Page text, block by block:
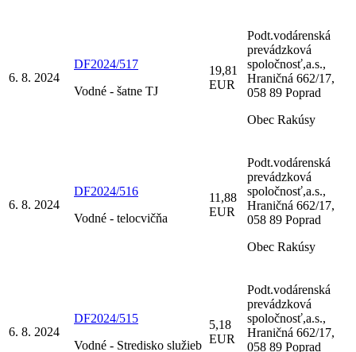
6. 8. 2024
DF2024/517
Vodné - šatne TJ
19,81
EUR
Podt.vodárenská
prevádzková
spoločnosť,a.s.,
Hraničná 662/17,
058 89 Poprad
Obec Rakúsy
6. 8. 2024
DF2024/516
Vodné - telocvičňa
11,88
EUR
Podt.vodárenská
prevádzková
spoločnosť,a.s.,
Hraničná 662/17,
058 89 Poprad
Obec Rakúsy
6. 8. 2024
DF2024/515
Vodné - Stredisko služieb
5,18
EUR
Podt.vodárenská
prevádzková
spoločnosť,a.s.,
Hraničná 662/17,
058 89 Poprad